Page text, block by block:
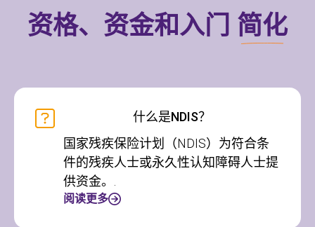
资格、资金和入门 简化
什么是NDIS？
国家残疾保险计划（NDIS）为符合条
件的残疾人士或永久性认知障碍人士提
供资金。.
阅读更多